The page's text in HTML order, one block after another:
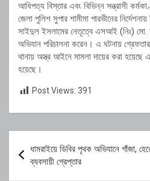
আধিপত্য বিস্তার এবং বিভিন্ন সন্ত্রাসী
জেলা পুলিশ সুপার শামীমা পারভীনের
সাইদুল ইসলামের নেতৃত্বে এসআই (নিঃ) মো.
অভিযান পরিচালনা করেন। এ ঘটনায়
থানায় অস্ত্র আইনে মামলা দায়ের করা হয়েছে
হয়েছে।
Post Views: 391
navigation
ধামরাইয়ে ডিবির পৃথক অভিযানে গাঁজা,
ব্যবসায়ী গ্রেপ্তার